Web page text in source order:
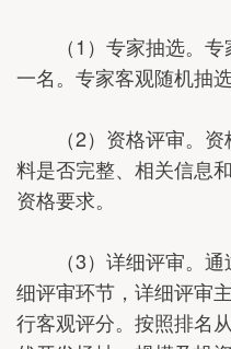
（1）专家抽选。专
一名。专家客观随机抽选
（2）资格评审。资
料是否完整、相关信息
资格要求。
（3）详细评审。通
细评审环节，详细评审
行客观评分。按照排名